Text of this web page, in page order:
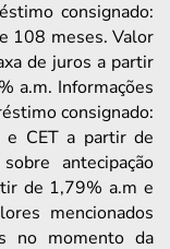
consignado:
108 meses. Valor
de juros a partir
a.m. Informações
consignado:
CET a partir de
antecipação
de 1,79% a.m e
mencionados
no momento da